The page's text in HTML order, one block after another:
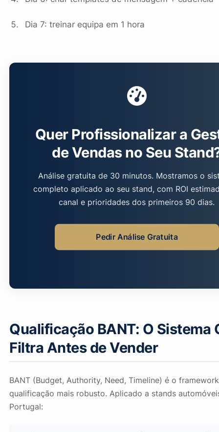
Dia 7: treinar equipa em 1 hora
Quer Profissionalizar a
de Vendas no Seu
Análise gratuita de 30 minutos. Mostramos o
completo aplicado ao seu stand, com ROI
canal e prioridades dos primeiros 90 dias.
Pedir Análise Gratuita
Qualificação BANT: O Sistema
Filtra Antes de Vender
BANT (Budget, Authority, Need, Timeline) é o
qualificação mais robusto. Aplicado a stands
Portugal: